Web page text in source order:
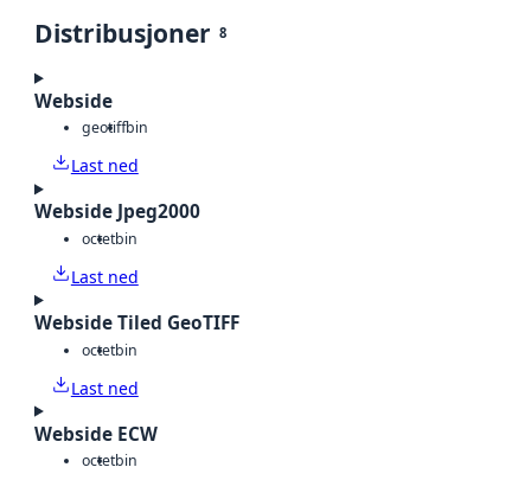
Distribusjoner 8
Webside
geotiffbin
Last ned
Webside Jpeg2000
octetbin
Last ned
Webside Tiled GeoTIFF
octetbin
Last ned
Webside ECW
octetbin